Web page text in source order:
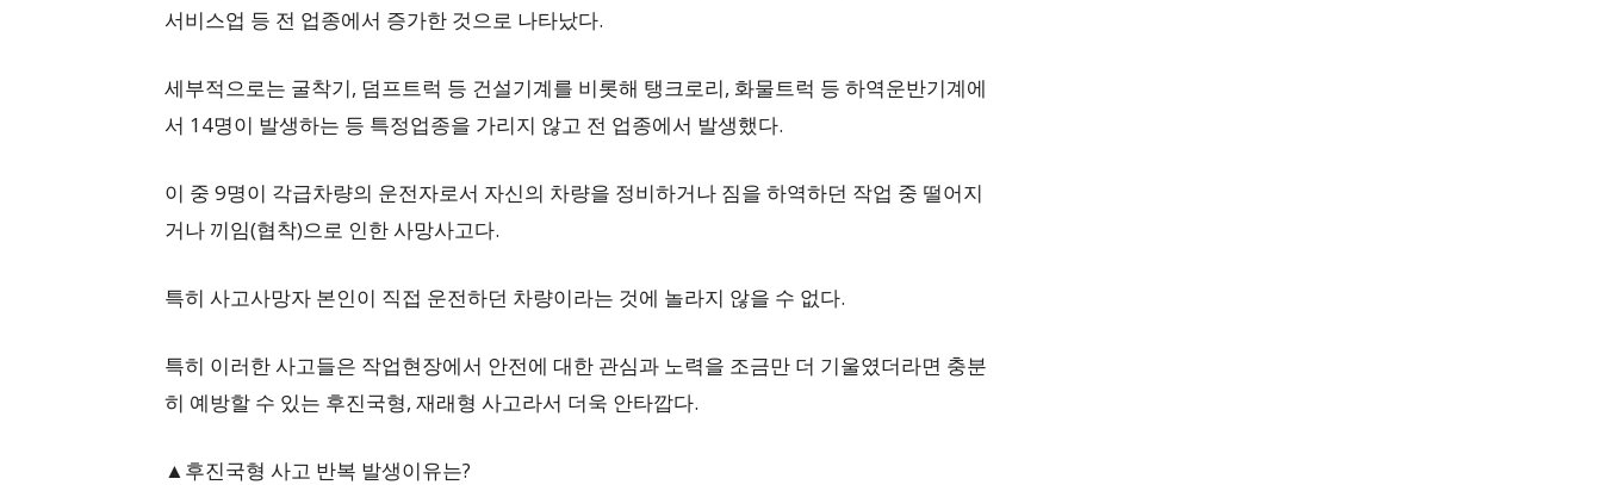
서비스업 등 전 업종에서 증가한 것으로 나타났다.
세부적으로는 굴착기, 덤프트럭 등 건설기계를 비롯해 탱크로리, 화물트럭 등 하역운반기계에
서 14명이 발생하는 등 특정업종을 가리지 않고 전 업종에서 발생했다.
이 중 9명이 각급차량의 운전자로서 자신의 차량을 정비하거나 짐을 하역하던 작업 중 떨어지
거나 끼임(협착)으로 인한 사망사고다.
특히 사고사망자 본인이 직접 운전하던 차량이라는 것에 놀라지 않을 수 없다.
특히 이러한 사고들은 작업현장에서 안전에 대한 관심과 노력을 조금만 더 기울였더라면 충분
히 예방할 수 있는 후진국형, 재래형 사고라서 더욱 안타깝다.
▲후진국형 사고 반복 발생이유는?